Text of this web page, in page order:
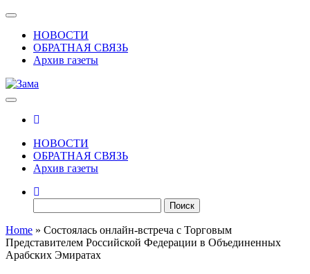
Skip
content
Показать/
Скрыть
навигацию
НОВОСТИ
ОБРАТНАЯ СВЯЗЬ
Архив газеты
НОВОСТИ
ОБРАТНАЯ СВЯЗЬ
Архив газеты
Home » Состоялась онлайн-встреча с Торговым
Представителем Российской Федерации в Объединенных
Арабских Эмиратах